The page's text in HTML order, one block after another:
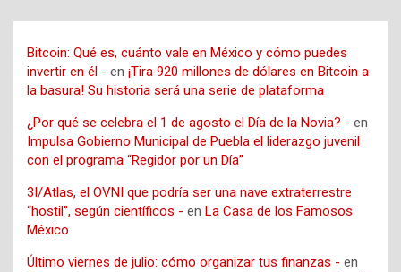
Bitcoin: Qué es, cuánto vale en México y cómo puedes
invertir en él - en ¡Tira 920 millones de dólares en Bitcoin a
la basura! Su historia será una serie de plataforma
¿Por qué se celebra el 1 de agosto el Día de la Novia? - en
Impulsa Gobierno Municipal de Puebla el liderazgo juvenil
con el programa “Regidor por un Día”
3I/Atlas, el OVNI que podría ser una nave extraterrestre
“hostil”, según científicos - en La Casa de los Famosos
México
Último viernes de julio: cómo organizar tus finanzas - en